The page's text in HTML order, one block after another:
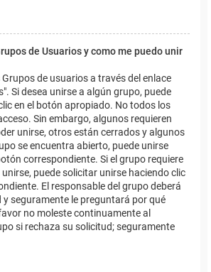
de Usuarios y como me puedo unir
de usuarios a través del enlace
Si desea unirse a algún grupo, puede
en el botón apropiado. No todos los
Sin embargo, algunos requieren
unirse, otros están cerrados y algunos
se encuentra abierto, puede unirse
correspondiente. Si el grupo requiere
puede solicitar unirse haciendo clic
El responsable del grupo deberá
seguramente le preguntará por qué
no moleste continuamente al
si rechaza su solicitud; seguramente